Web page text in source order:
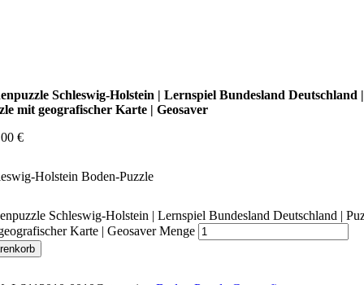
Schleswig-Holstein | Lernspiel Bundesland Deutschland |
mit geografischer Karte | Geosaver
€
Holstein Boden-Puzzle
Schleswig-Holstein | Lernspiel Bundesland Deutschland |
Karte | Geosaver Menge